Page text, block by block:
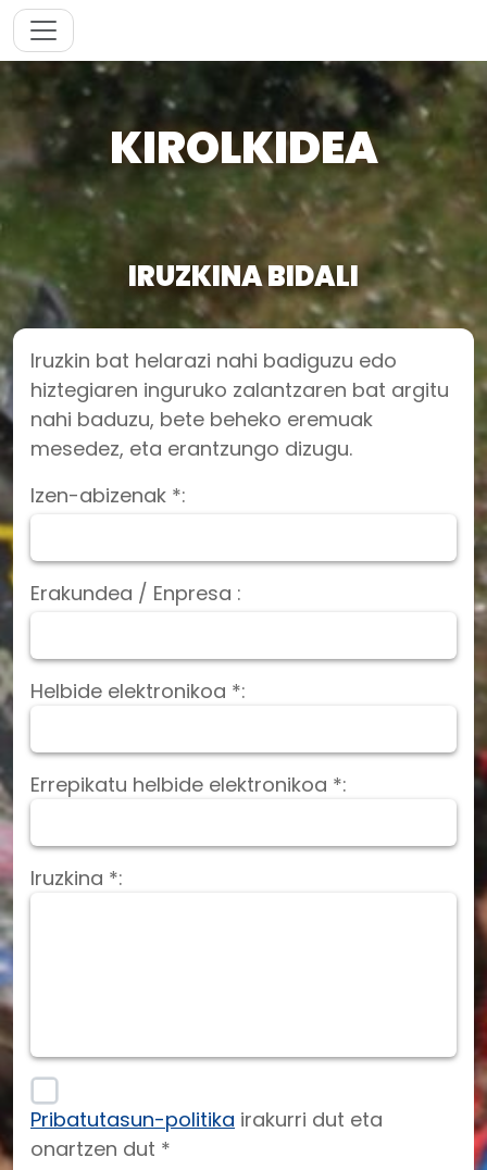
KIROLKIDEA
IRUZKINA BIDALI
Iruzkin bat helarazi nahi badiguzu edo
hiztegiaren inguruko zalantzaren bat argitu
nahi baduzu, bete beheko eremuak
mesedez, eta erantzungo dizugu.
Izen-abizenak *:
Erakundea / Enpresa :
Helbide elektronikoa *:
Errepikatu helbide elektronikoa *:
Iruzkina *:
Pribatutasun-politika irakurri dut eta
onartzen dut *